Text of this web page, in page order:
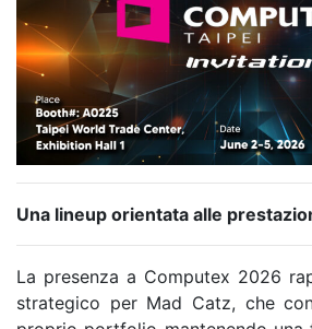
Una lineup orientata alle
La presenza a Computex 2026
strategico per Mad Catz, che